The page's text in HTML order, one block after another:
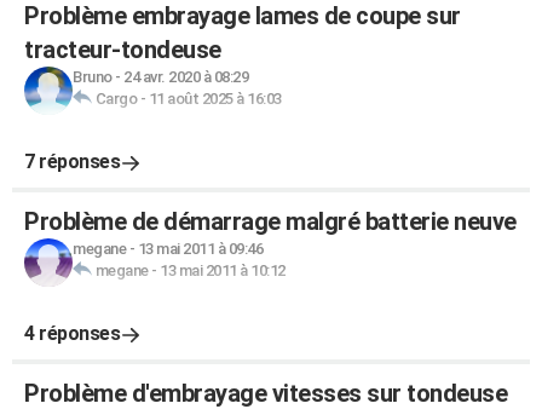
Problème embrayage lames de coupe sur
tracteur-tondeuse
Bruno- 24 avr. 2020 à 08:29
Cargo- 11 août 2025 à 16:03
7 réponses
Problème de démarrage malgré batterie neuve
megane- 13 mai 2011 à 09:46
megane- 13 mai 2011 à 10:12
4 réponses
Problème d'embrayage vitesses sur tondeuse